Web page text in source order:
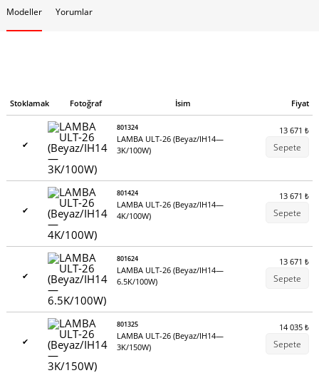
Modeller Yorumlar
Stoklamak Fotoğraf İsim Fiyat
✔
801324
LAMBA ULT-26 (Beyaz/IH14—
3K/100W)
13 671₺
Sepete
✔
801424
LAMBA ULT-26 (Beyaz/IH14—
4K/100W)
13 671₺
Sepete
✔
801624
LAMBA ULT-26 (Beyaz/IH14—
6.5K/100W)
13 671₺
Sepete
✔
801325
LAMBA ULT-26 (Beyaz/IH14—
3K/150W)
14 035₺
Sepete